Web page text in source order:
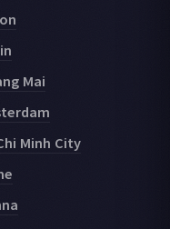
Mai
Minh City